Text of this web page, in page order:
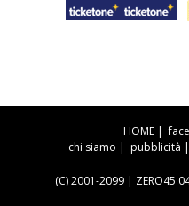
HOME |
chi siamo | pubblicità |
(C) 2001-2099 | ZERO45